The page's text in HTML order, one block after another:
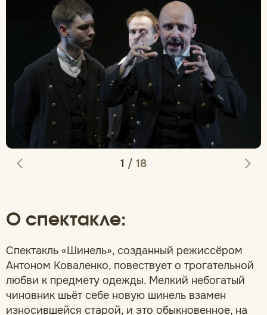
1 / 18
О спектакле:
Спектакль «Шинель», созданный режиссёром
Антоном Коваленко, повествует о трогательной
любви к предмету одежды. Мелкий небогатый
чиновник шьёт себе новую шинель взамен
износившейся старой, и это обыкновенное, на